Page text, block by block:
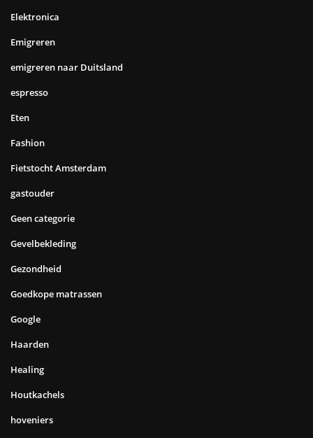
Elektronica
Emigreren
emigreren naar Duitsland
espresso
Eten
Fashion
Fietstocht Amsterdam
gastouder
Geen categorie
Gevelbekleding
Gezondheid
Goedkope matrassen
Google
Haarden
Healing
Houtkachels
hoveniers